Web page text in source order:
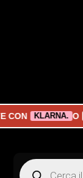
KLARNA. O
Products
search